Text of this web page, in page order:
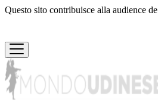
Questo sito contribuisce alla audience de